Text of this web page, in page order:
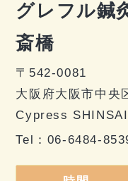
グレフル鍼
斎橋
〒542-0081
大阪府大阪市中央
Cypress
Tel： 06-6484-